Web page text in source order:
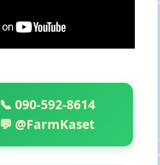
📞 090-592-8614
💬 @FarmKaset